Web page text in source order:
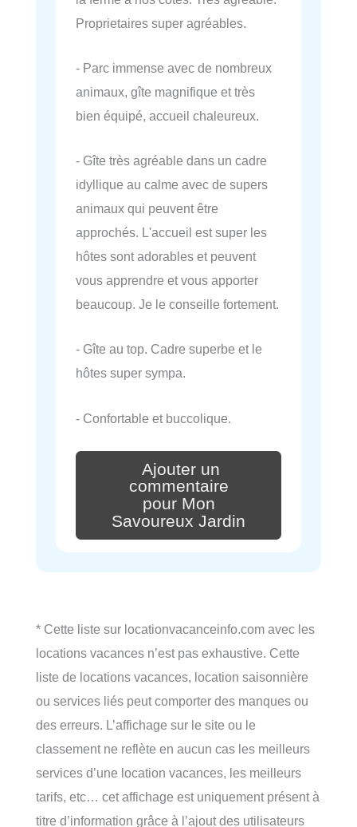
Proprietaires super agréables.
- Parc immense avec de nombreux
animaux, gîte magnifique et très
bien équipé, accueil chaleureux.
- Gîte très agréable dans un cadre
idyllique au calme avec de supers
animaux qui peuvent être
approchés. L'accueil est super les
hôtes sont adorables et peuvent
vous apprendre et vous apporter
beaucoup. Je le conseille fortement.
- Gîte au top. Cadre superbe et le
hôtes super sympa.
- Confortable et buccolique.
Ajouter un
commentaire
pour Mon
Savoureux Jardin
* Cette liste sur locationvacanceinfo.com avec les
locations vacances n’est pas exhaustive. Cette
liste de locations vacances, location saisonnière
ou services liés peut comporter des manques ou
des erreurs. L’affichage sur le site ou le
classement ne reflète en aucun cas les meilleurs
services d’une location vacances, les meilleurs
tarifs, etc… cet affichage est uniquement présent à
titre d’information grâce à l’ajout des utilisateurs